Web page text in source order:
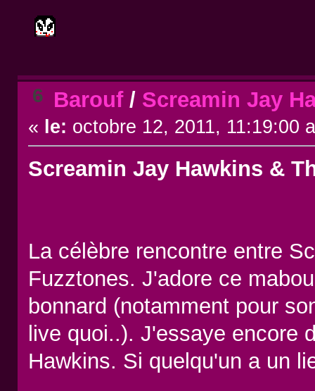
6 Barouf/ Screamin Jay
« le: octobre 12, 2011, 11:19:00
Screamin Jay Hawkins &
La célèbre rencontre entre
Fuzztones. J'adore ce
bonnard (notamment pour
live quoi..). J'essaye encore
Hawkins. Si quelqu'un a un